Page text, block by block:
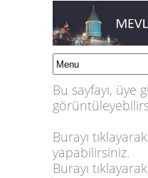
Bu sayfayı, üye
Burayı
yapabilirsiniz.
Burayı